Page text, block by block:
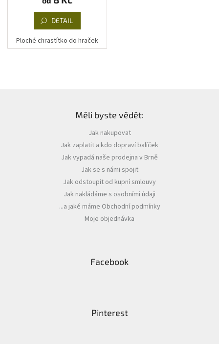
DETAIL
Ploché chrastítko do hraček
Měli byste vědět:
Jak nakupovat
Jak zaplatit a kdo dopraví balíček
Jak vypadá naše prodejna v Brně
Jak se s námi spojit
Jak odstoupit od kupní smlouvy
Jak nakládáme s osobními údaji
...a jaké máme Obchodní podmínky
Moje objednávka
Facebook
Pinterest